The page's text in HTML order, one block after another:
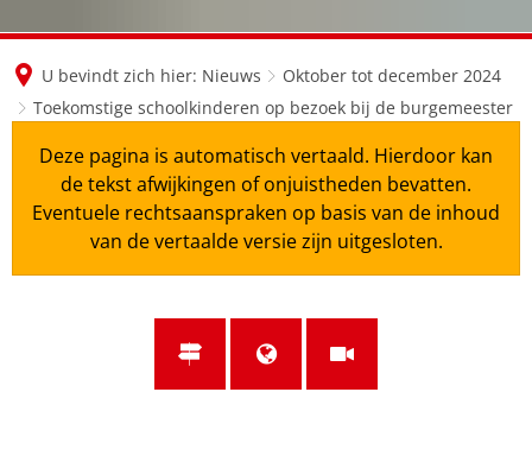
U bevindt zich hier: Nieuws
Oktober tot december 2024
Toekomstige schoolkinderen op bezoek bij de burgemeester
Deze pagina is automatisch vertaald. Hierdoor kan
de tekst afwijkingen of onjuistheden bevatten.
Eventuele rechtsaanspraken op basis van de inhoud
van de vertaalde versie zijn uitgesloten.